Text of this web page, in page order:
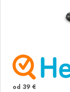
od 39 €